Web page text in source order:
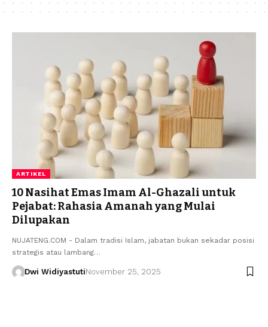
ARTIKEL
10 Nasihat Emas Imam Al-Ghazali untuk
Pejabat: Rahasia Amanah yang Mulai
Dilupakan
NUJATENG.COM - Dalam tradisi Islam, jabatan bukan sekadar posisi
strategis atau lambang…
Dwi WidiyastutiNovember 25, 2025